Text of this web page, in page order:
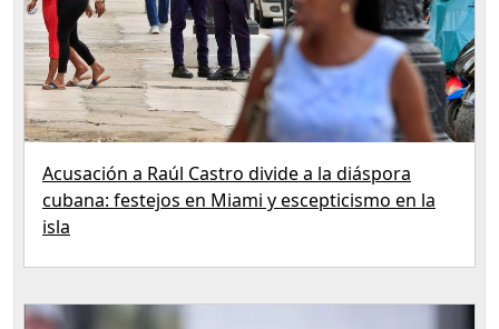
Acusación a Raúl Castro divide a la diáspora
cubana: festejos en Miami y escepticismo en la
isla